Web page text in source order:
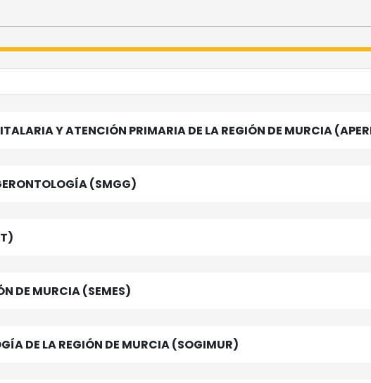
Y ATENCIÓN PRIMARIA DE LA REGIÓN DE MURCIA
(SMGG)
DE MURCIA (SEMES)
DE LA REGIÓN DE MURCIA (SOGIMUR)